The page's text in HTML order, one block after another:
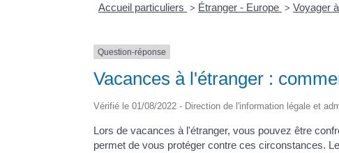
Accueil particuliers > Étranger - Europe > Voyager
Question-réponse
Vacances à l'étranger :
Vérifié le 01/08/2022 - Direction de l'information légale et
Lors de vacances à l'étranger, vous pouvez être
permet de vous protéger contre ces circonstances.